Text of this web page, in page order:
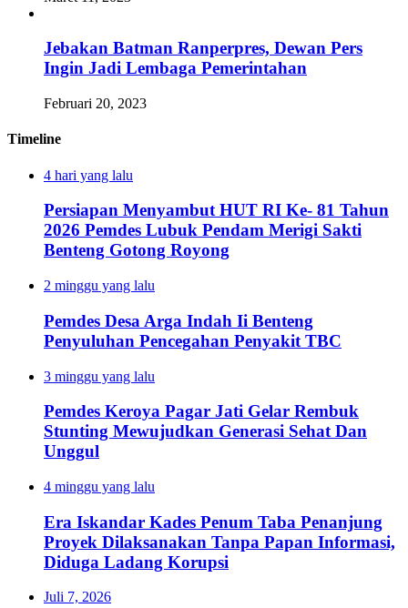
Jebakan Batman Ranperpres, Dewan Pers
Ingin Jadi Lembaga Pemerintahan
Februari 20, 2023
Timeline
4 hari yang lalu
Persiapan Menyambut HUT RI Ke- 81 Tahun
2026 Pemdes Lubuk Pendam Merigi Sakti
Benteng Gotong Royong
2 minggu yang lalu
Pemdes Desa Arga Indah Ii Benteng
Penyuluhan Pencegahan Penyakit TBC
3 minggu yang lalu
Pemdes Keroya Pagar Jati Gelar Rembuk
Stunting Mewujudkan Generasi Sehat Dan
Unggul
4 minggu yang lalu
Era Iskandar Kades Penum Taba Penanjung
Proyek Dilaksanakan Tanpa Papan Informasi,
Diduga Ladang Korupsi
Juli 7, 2026